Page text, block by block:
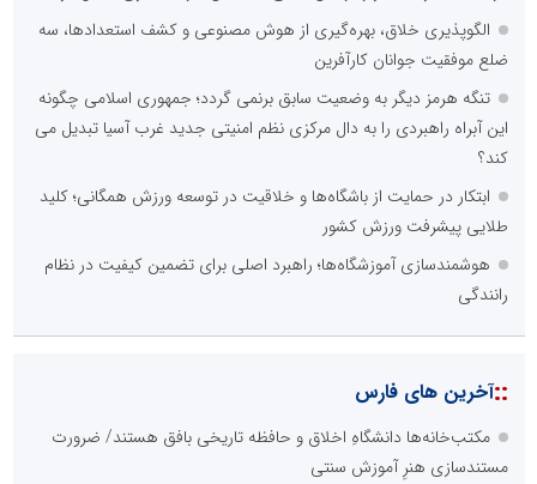
الگوپذیری خلاق، بهره‌گیری از هوش مصنوعی و کشف استعدادها، سه
ضلع موفقیت جوانان کارآفرین
تنگه هرمز دیگر به وضعیت سابق برنمی گردد؛ جمهوری اسلامی چگونه
این آبراه راهبردی را به دال مرکزی نظم امنیتی جدید غرب آسیا تبدیل می
کند؟
ابتکار در حمایت از باشگاه‌ها و خلاقیت در توسعه ورزش همگانی؛ کلید
طلایی پیشرفت ورزش کشور
هوشمندسازی آموزشگاه‌ها؛ راهبرد اصلی برای تضمین کیفیت در نظام
رانندگی
::آخرین های فارس
مکتب‌خانه‌ها دانشگاهِ اخلاق و حافظه تاریخی بافق هستند/ ضرورت
مستندسازی هنرِ آموزش سنتی